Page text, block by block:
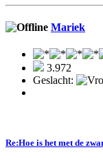
Mariek
3.972
Geslacht:
Re:Hoe is het met de